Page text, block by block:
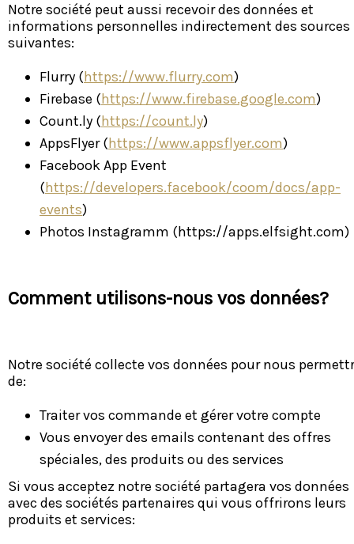
Notre société peut aussi recevoir des données et
informations personnelles indirectement des sources
suivantes:
Flurry (https://www.flurry.com)
Firebase (https://www.firebase.google.com)
Count.ly (https://count.ly)
AppsFlyer (https://www.appsflyer.com)
Facebook App Event
(https://developers.facebook/coom/docs/app-
events)
Photos Instagramm (https://apps.elfsight.com)
Comment utilisons-nous vos données?
Notre société collecte vos données pour nous
de:
Traiter vos commande et gérer votre compte
Vous envoyer des emails contenant des offres
spéciales, des produits ou des services
Si vous acceptez notre société partagera vos données
avec des sociétés partenaires qui vous offrirons leurs
produits et services: